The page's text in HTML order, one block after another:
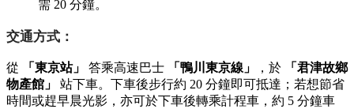
需 20 分鐘。
交通方式：
從 「東京站」 答乘高速巴士 「鴨川東京線」 ，於
「君津故鄉
物產館」
站下車。下車後步行約 20 分鐘即可抵達；若想節省
時間或趕早晨光影，亦可於下車後轉乘計程車，約 5 分鐘車